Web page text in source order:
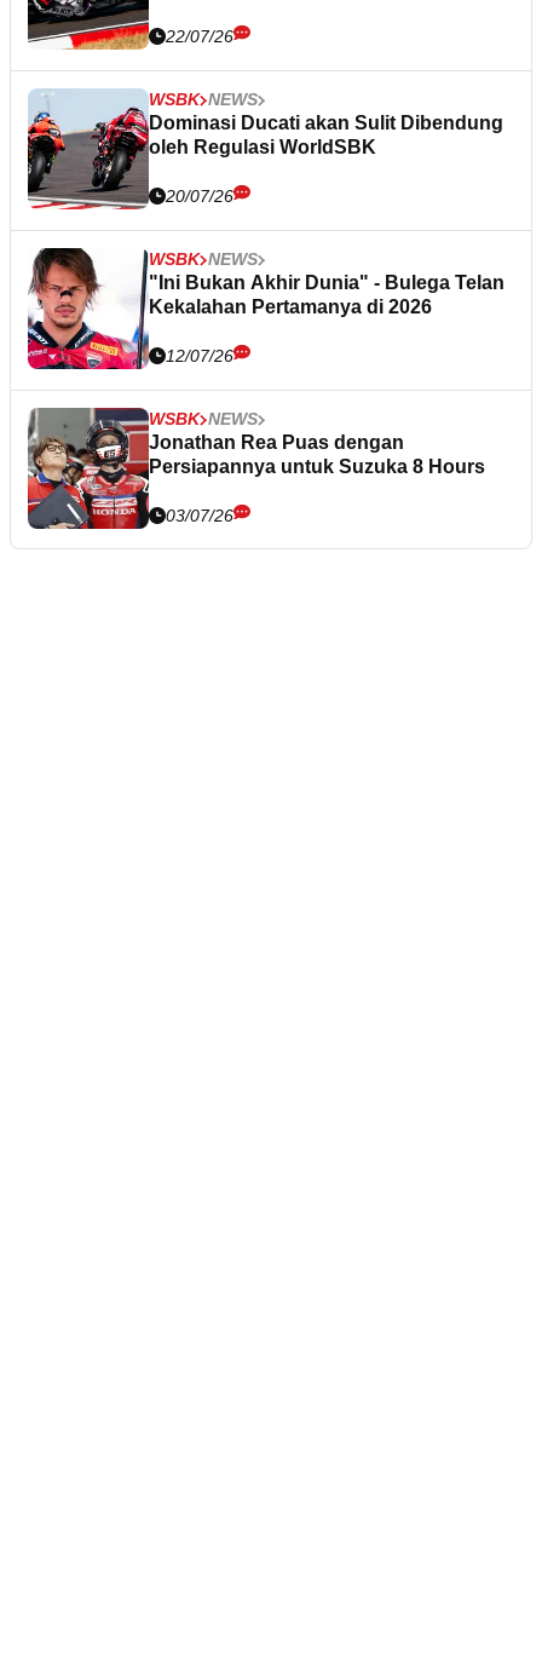
22/07/26
WSBK NEWS
Dominasi Ducati akan Sulit Dibendung
oleh Regulasi WorldSBK
20/07/26
WSBK NEWS
"Ini Bukan Akhir Dunia" - Bulega Telan
Kekalahan Pertamanya di 2026
12/07/26
WSBK NEWS
Jonathan Rea Puas dengan
Persiapannya untuk Suzuka 8 Hours
03/07/26